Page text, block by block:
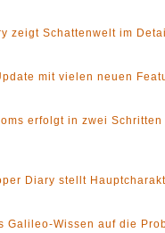
zeigt Schattenwelt im Detail
mit vielen neuen
erfolgt in zwei Schritten
Diary stellt
Galileo-Wissen auf die